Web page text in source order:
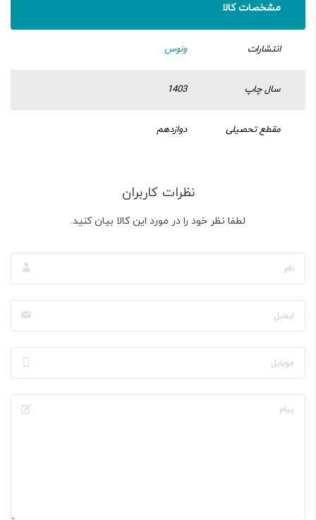
مشخصات کالا
انتشارات ونوس
سال چاپ 1403
مقطع تحصیلی دوازدهم
نظرات کاربران
لطفا نظر خود را در مورد این کالا بیان کنید.